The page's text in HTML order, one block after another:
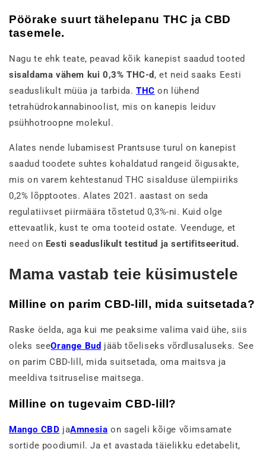
Pöörake suurt tähelepanu THC ja CBD
tasemele.
Nagu te ehk teate, peavad kõik kanepist saadud tooted
sisaldama vähem kui 0,3% THC-d , et neid saaks Eesti
seaduslikult müüa ja tarbida.THC on lühend
tetrahüdrokannabinoolist, mis on kanepis leiduv
psühhotroopne molekul.
Alates nende lubamisest Prantsuse turul on kanepist
saadud toodete suhtes kohaldatud rangeid õigusakte,
mis on varem kehtestanud THC sisalduse ülempiiriks
0,2% lõpptootes. Alates 2021. aastast on seda
regulatiivset piirmäära tõstetud 0,3%-ni. Kuid olge
ettevaatlik, kust te oma tooteid ostate. Veenduge, et
need on Eesti seaduslikult testitud ja sertifitseeritud.
Mama vastab teie küsimustele
Milline on parim CBD-lill, mida suitsetada?
Raske öelda, aga kui me peaksime valima vaid ühe, siis
oleks seeOrange Bud jääb tõeliseks võrdlusaluseks. See
on parim CBD-lill, mida suitsetada, oma maitsva ja
meeldiva tsitruselise maitsega.
Milline on tugevaim CBD-lill?
Mango CBD jaAmnesia on sageli kõige võimsamate
sortide poodiumil. Ja et avastada täielikku edetabelit,